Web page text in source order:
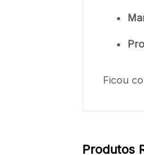
Ficou
Produtos